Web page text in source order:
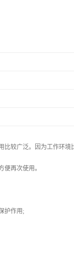
比较广泛。因为工作环
再次使用。
护作用;